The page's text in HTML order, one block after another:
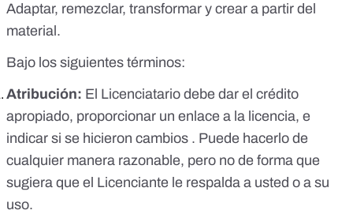
Adaptar, remezclar, transformar y crear a partir del
material.
Bajo los siguientes términos:
Atribución: El Licenciatario debe dar el crédito
apropiado, proporcionar un enlace a la licencia, e
indicar si se hicieron cambios . Puede hacerlo de
cualquier manera razonable, pero no de forma que
sugiera que el Licenciante le respalda a usted o a su
uso.